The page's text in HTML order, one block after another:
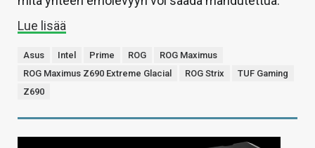
Lue lisää
Asus Intel Prime ROG
ROG Maximus
ROG Maximus Z690 Extreme Glacial
ROG Strix
TUF Gaming
Z690